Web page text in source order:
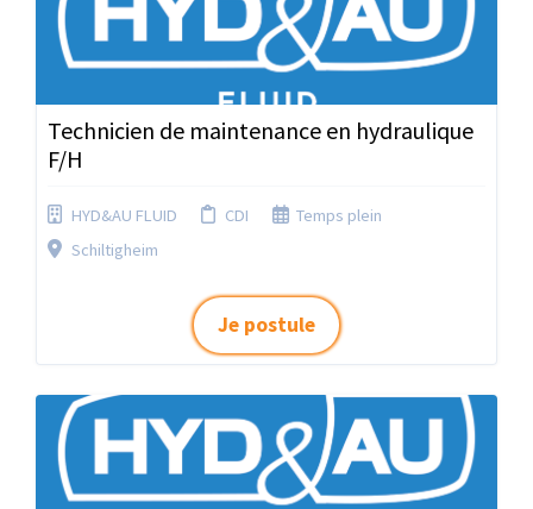
Technicien de maintenance en hydraulique
F/H
HYD&AU FLUID CDI
Temps plein
Schiltigheim
Je postule